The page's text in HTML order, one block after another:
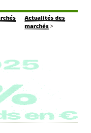
Actualités des
marchés >